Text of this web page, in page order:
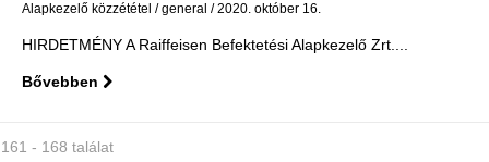
Alapkezelő közzététel general 2020. október 16.
HIRDETMÉNY A Raiffeisen Befektetési Alapkezelő Zrt....
Bővebben
161 - 168 találat